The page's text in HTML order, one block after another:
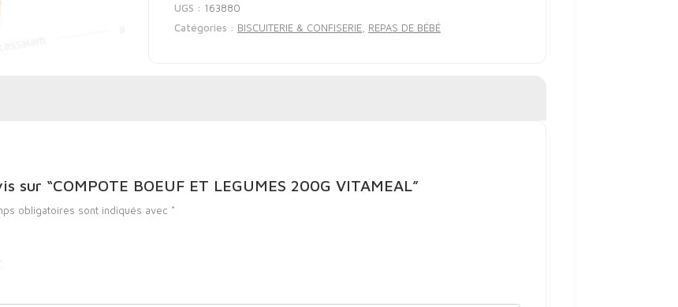
UGS : 163880
Catégories : BISCUITERIE & CONFISERIE REPAS DE BÉBÉ
“COMPOTE BOEUF ET LEGUMES 200G VITAMEAL”
obligatoires sont indiqués avec *